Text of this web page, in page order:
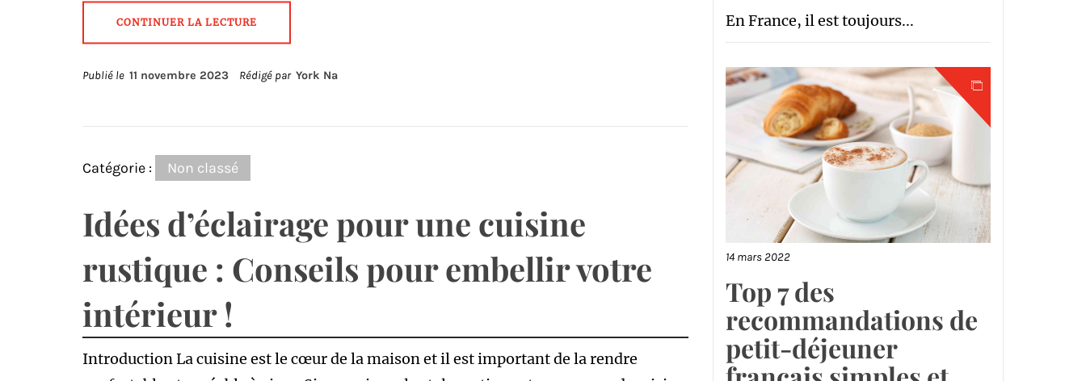
CONTINUER LA LECTURE
Publié le 11 novembre 2023 Rédigé par York Na
Catégorie : Non classé
Idées d’éclairage pour une cuisine
rustique : Conseils pour embellir votre
intérieur !
Introduction La cuisine est le cœur de la maison et il est important de la rendre
En France, il est toujours...
14 mars 2022
Top 7 des
recommandations de
petit-déjeuner